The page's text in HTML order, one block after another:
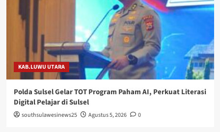
KAB.LUWU UTARA
Polda Sulsel Gelar TOT Program Paham AI, Perkuat Literasi
Digital Pelajar di Sulsel
southsulawesinews25 Agustus 5, 2026 0